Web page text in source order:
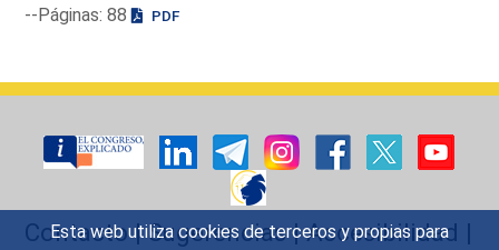
Esta web utiliza cookies de terceros y propias para
--Páginas: 88
PDF
Contacto|Sugerencias|Accesibilidad |